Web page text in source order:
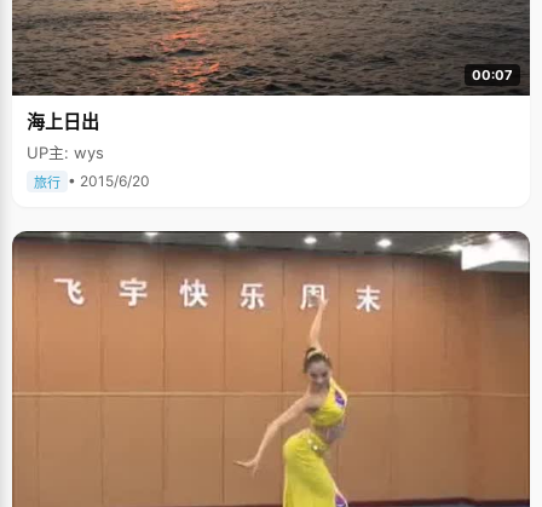
00:07
海上日出
UP主: wys
旅行 • 2015/6/20